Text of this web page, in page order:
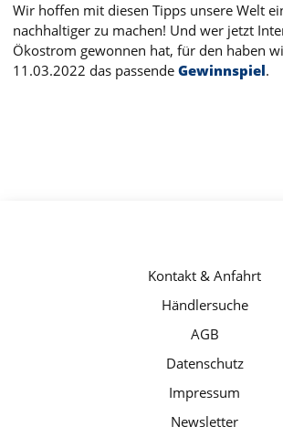
Wir hoffen mit diesen Tipps unsere Welt
nachhaltiger zu machen! Und wer jetzt
Ökostrom gewonnen hat, für den haben
11.03.2022 das passende Gewinnspiel.
AquarömerKontakt & Anfahrt
Händlersuche
AGB
Datenschutz
Impressum
Newsletter